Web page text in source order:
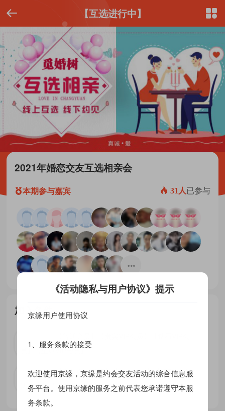
 【互选进行中】
2021年婚恋交友互选相亲会
本期参与嘉宾  31人 已参与

加入条件
员】【至尊VIP会员】
其它条件：【有头像且已审】【互选异性】【资料完整度
达60%】【完成实名认证】

《活动隐私与用户协议》提示
京缘用户使用协议
1、服务条款的接受
欢迎使用京缘，京缘是约会交友活动的综合信息服
务平台。使用京缘的服务之前代表您承诺遵守本服
务条款。